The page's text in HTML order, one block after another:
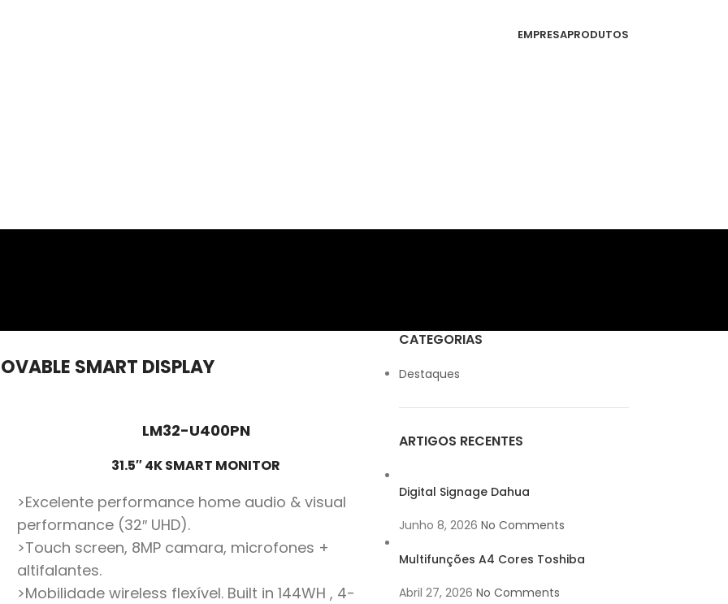
EMPRESAPRODUTOS
SMART DISPLAY
LM32-U400PN
31.5″ 4K SMART MONITOR
>Excelente performance home audio & visual
performance (32″ UHD).
>Touch screen, 8MP camara, microfones +
altifalantes.
>Mobilidade wireless flexível. Built in 144WH , 4-
CATEGORIAS
Destaques
ARTIGOS RECENTES
Digital Signage Dahua
Junho 8, 2026 No Comments
Multifunções A4 Cores Toshiba
Abril 27, 2026 No Comments